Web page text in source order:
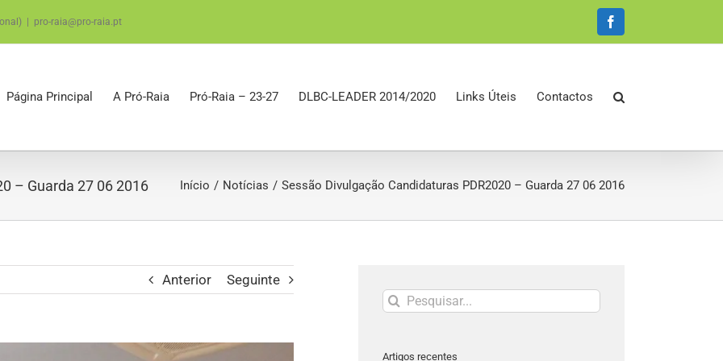
pro-raia@pro-raia.pt Facebook
Página Principal A Pró-Raia Pró-Raia – 23-27 DLBC-LEADER 2014/2020 Links Úteis Contactos
– Guarda 27 06 2016 Início Notícias Sessão Divulgação Candidaturas PDR2020 – Guarda 27 06 2016
Anterior Seguinte
Pesquisar
Artigos recentes